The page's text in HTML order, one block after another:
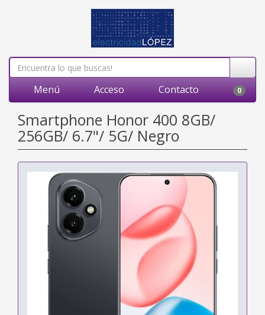
Menú Acceso Contacto 0
Smartphone Honor 400 8GB/
256GB/ 6.7"/ 5G/ Negro